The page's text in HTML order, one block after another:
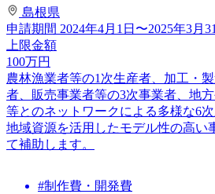
島根県
申請期間 2024年4月1日〜2025年3月
上限金額
100万円
農林漁業者等の1次生産者、加工・
者、販売事業者等の3次事業者、地
等とのネットワークによる多様な6
地域資源を活用したモデル性の高い
て補助します。
#制作費・開発費